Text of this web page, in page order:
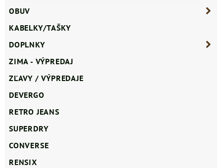
OBUV
KABELKY/TAŠKY
DOPLNKY
ZIMA - VÝPREDAJ
ZĽAVY / VÝPREDAJE
DEVERGO
RETRO JEANS
SUPERDRY
CONVERSE
RENSIX